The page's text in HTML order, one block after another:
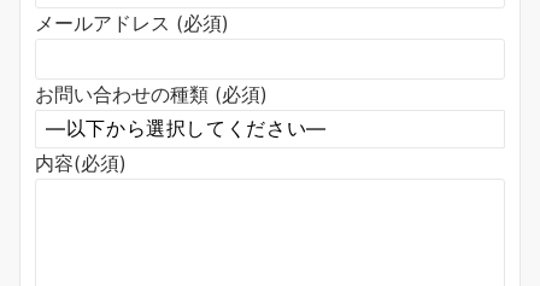
メールアドレス (必須)
お問い合わせの種類 (必須)
内容(必須)